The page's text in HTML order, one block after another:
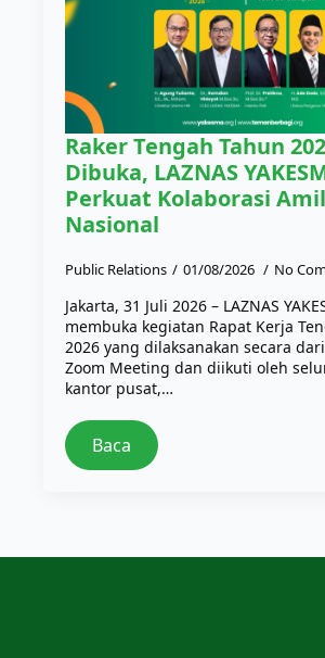
Raker Tengah Tahun
Dibuka, LAZNAS
Perkuat Kolaborasi Amil
Nasional
Public Relations 01/08/2026 No
Jakarta, 31 Juli 2026 – LAZNAS
membuka kegiatan Rapat Kerja
2026 yang dilaksanakan secara
Zoom Meeting dan diikuti oleh
kantor pusat,…
Baca